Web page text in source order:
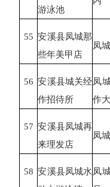
游泳池
55 安溪县凤城那
些年美甲店
凤
56 安溪县城关经
作招待所
凤
作
57 安溪县凤城再
来理发店
凤
58 安溪县凤城水 凤